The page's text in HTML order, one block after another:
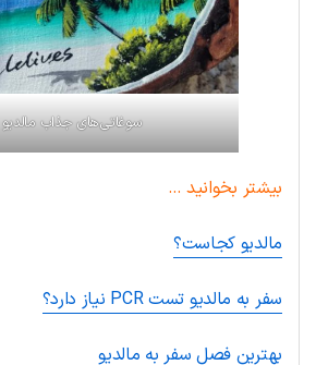
سوغاتی‌های جذاب مالدیو
بیشتر بخوانید …
مالدیو کجاست؟
سفر به مالدیو تست PCR نیاز دارد؟
بهترین فصل سفر به مالدیو